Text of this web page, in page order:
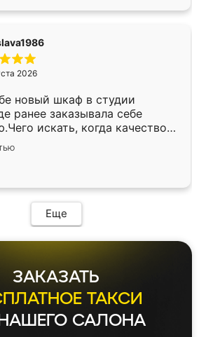
2026
новый шкаф в студии
ранее заказывала себе
искать, когда качеством
Служит кухня уже почти
нет.
Еще
ЗАКАЗАТЬ
ТАКСИ
САЛОНА